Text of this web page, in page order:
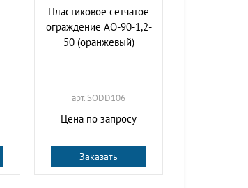
Пластиковое сетчатое
ограждение АО-90-1,2-
50 (оранжевый)
арт. SODD106
Цена по запросу
Заказать